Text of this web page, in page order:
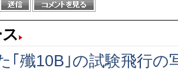
｢殲10B｣の試験飛行の